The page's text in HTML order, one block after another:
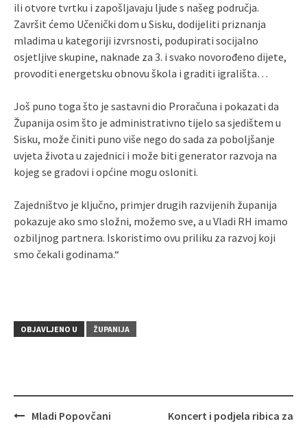
ili otvore tvrtku i zapošljavaju ljude s našeg područja.
Završit ćemo Učenički dom u Sisku, dodijeliti priznanja
mladima u kategoriji izvrsnosti, podupirati socijalno
osjetljive skupine, naknade za 3. i svako novorođeno dijete,
provoditi energetsku obnovu škola i graditi igrališta…
Još puno toga što je sastavni dio Proračuna i pokazati da
Županija osim što je administrativno tijelo sa sjedištem u
Sisku, može činiti puno više nego do sada za poboljšanje
uvjeta života u zajednici i može biti generator razvoja na
kojeg se gradovi i općine mogu osloniti.
Zajedništvo je ključno, primjer drugih razvijenih županija
pokazuje ako smo složni, možemo sve, a u Vladi RH imamo
ozbiljnog partnera. Iskoristimo ovu priliku za razvoj koji
smo čekali godinama.“
OBJAVLJENO U ŽUPANIJA
Mladi Popovčani
Koncert i podjela ribica za